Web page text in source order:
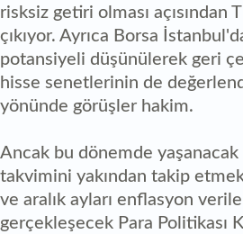
risksiz getiri olması açısından
çıkıyor. Ayrıca Borsa
potansiyeli düşünülerek geri
hisse senetlerinin de
yönünde görüşler hakim.
Ancak bu dönemde
takvimini yakından takip
ve aralık ayları enflasyon
gerçekleşecek Para Politikası